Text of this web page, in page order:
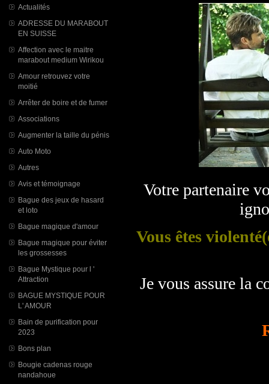
Actualités
ADRESSE DU MARABOUT
EN SUISSE
Affection avec le maitre
marabout medium Wirikou
Amour retrouvez votre
moitié
Arrêter de boire et de fumer
Associations
Augmenter la taille du pénis
Auto Moto
Autres
Avis et témoignage
Bague des jeux de hasard
et loto
Bague magique d'amour
Bague magique pour éviter
les grossesses
Bague Mystique pour l '
Attraction
BAGUE MYSTIQUE POUR
L' AMOUR
Bain de purification pour
2023
Bons plan
Bougie cadenas rouge
nandahoue
Votre partenaire
Vous êtes
Je vous assure la